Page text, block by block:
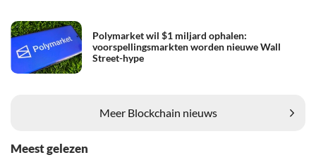
Polymarket wil $1 miljard ophalen:
voorspellingsmarkten worden nieuwe Wall
Street-hype
Meer Blockchain nieuws
Meest gelezen